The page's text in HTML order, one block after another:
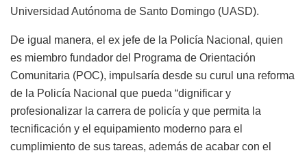
Universidad Autónoma de Santo Domingo (UASD).
De igual manera, el ex jefe de la Policía Nacional, quien
es miembro fundador del Programa de Orientación
Comunitaria (POC), impulsaría desde su curul una reforma
de la Policía Nacional que pueda “dignificar y
profesionalizar la carrera de policía y que permita la
tecnificación y el equipamiento moderno para el
cumplimiento de sus tareas, además de acabar con el